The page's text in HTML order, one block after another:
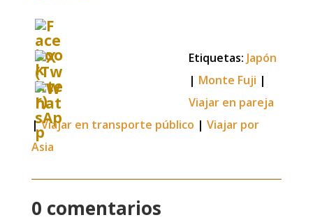
Etiquetas: Japón
| Monte Fuji |
Viajar en pareja
|Viajar en transporte público | Viajar por
Asia
0 comentarios